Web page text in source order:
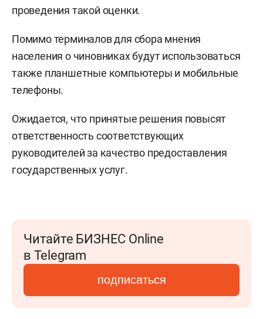
проведения такой оценки.
Помимо терминалов для сбора мнения
населения о чиновниках будут использоваться
также планшетные компьютеры и мобильные
телефоны.
Ожидается, что принятые решения повысят
ответственность соответствующих
руководителей за качество предоставления
государственных услуг.
Читайте БИЗНЕС Online
в Telegram
подписаться